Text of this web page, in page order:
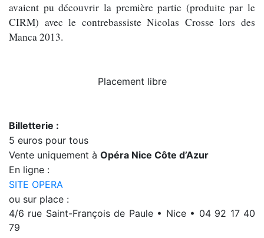
avaient pu découvrir la première partie (produite par le
CIRM) avec le contrebassiste Nicolas Crosse lors des
Manca 2013.
Placement libre
Billetterie :
5 euros pour tous
Vente uniquement à Opéra Nice Côte d’Azur
En ligne :
SITE OPERA
ou sur place :
4/6 rue Saint-François de Paule • Nice • 04 92 17 40
79